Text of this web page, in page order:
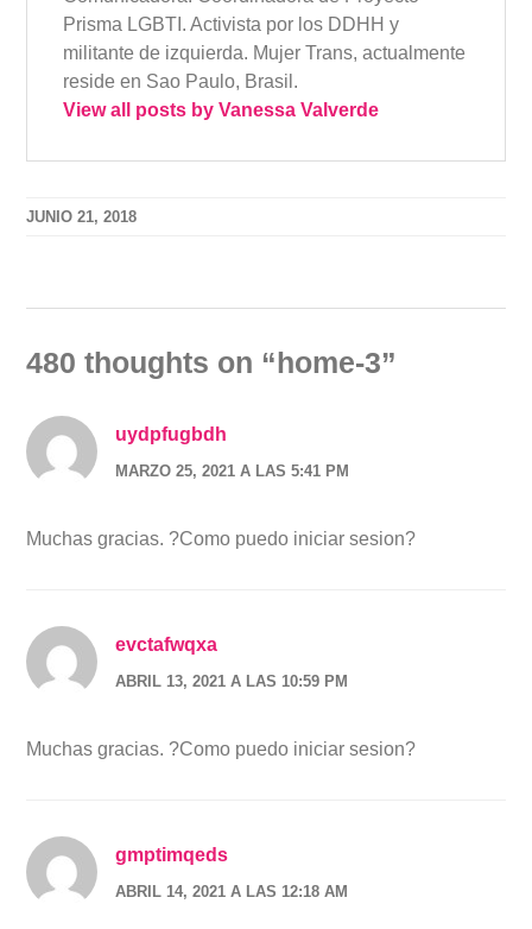
Prisma LGBTI. Activista por los DDHH y
militante de izquierda. Mujer Trans, actualmente
reside en Sao Paulo, Brasil.
View all posts by Vanessa Valverde
JUNIO 21, 2018
480 thoughts on “home-3”
uydpfugbdh
MARZO 25, 2021 A LAS 5:41 PM
Muchas gracias. ?Como puedo iniciar sesion?
evctafwqxa
ABRIL 13, 2021 A LAS 10:59 PM
Muchas gracias. ?Como puedo iniciar sesion?
gmptimqeds
ABRIL 14, 2021 A LAS 12:18 AM